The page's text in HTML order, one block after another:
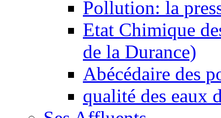
Pollution: la
Etat Chimique
de la Durance)
Abécédaire des
qualité des eaux